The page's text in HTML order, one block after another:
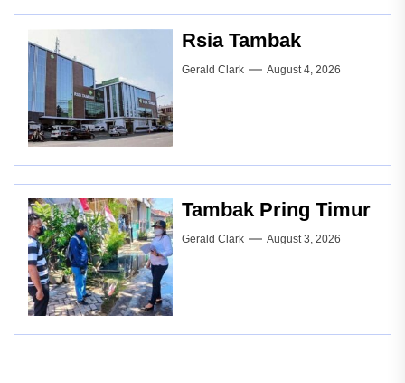
Rsia Tambak
Gerald Clark August 4, 2026
Tambak Pring Timur
Gerald Clark August 3, 2026